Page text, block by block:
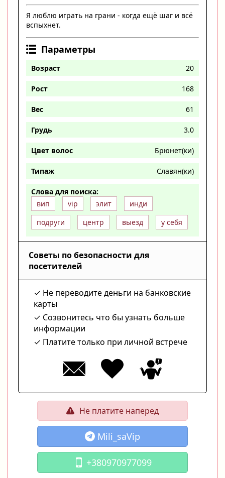
Я люблю играть на грани - когда ещё шаг и всё
вспыхнет.
Параметры
Возраст 20
Рост 168
Вес 61
Грудь 3.0
Цвет волос Брюнет(ки)
Типаж Славян(ки)
Слова для поиска:
вип
vip элит
инди
подруги
центр выезд у себя
Советы по безопасности для
посетителей
Не переводите деньги на банковские
карты
Созвонитесь что бы узнать больше
информации
Платите только при личной встрече
Не платите наперед
Mili_saVip
+380970977099